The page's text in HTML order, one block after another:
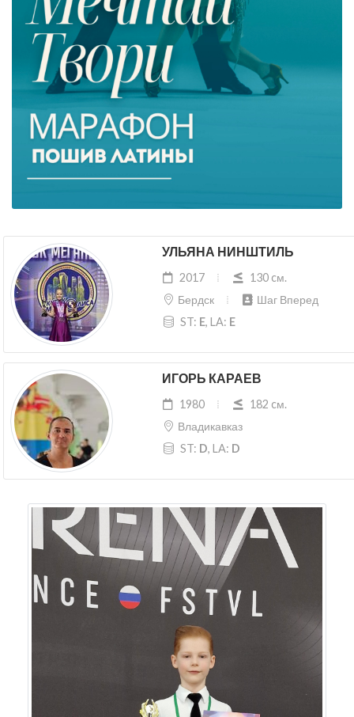
УЛЬЯНА НИНШТИЛЬ
2017
130 cм.
Бердск
Шаг Вперед
ST: E, LA: E
ИГОРЬ КАРАЕВ
1980
182 cм.
Владикавказ
ST: D, LA: D